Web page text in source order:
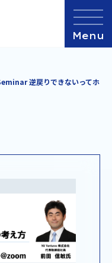
逆戻りできないってホ